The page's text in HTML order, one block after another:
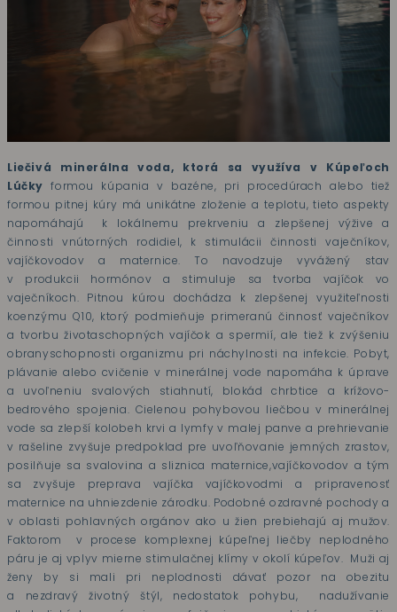
Liečivá minerálna voda, ktorá sa využíva v Kúpeľoch
Lúčky formou kúpania v bazéne, pri procedúrach alebo tiež
formou pitnej kúry má unikátne zloženie a teplotu, tieto aspekty
napomáhajú
k lokálnemu prekrveniu a zlepšenej výžive a
činnosti vnútorných rodidiel, k stimulácii činnosti vaječníkov,
vajíčkovodov a maternice. To navodzuje vyvážený stav
v produkcii hormónov a stimuluje sa tvorba vajíčok vo
vaječníkoch. Pitnou kúrou dochádza k zlepšenej využiteľnosti
koenzýmu Q10, ktorý podmieňuje primeranú činnosť vaječníkov
a tvorbu životaschopných vajíčok a spermií, ale tiež k zvýšeniu
obranyschopnosti organizmu pri náchylnosti na infekcie. Pobyt,
plávanie alebo cvičenie v minerálnej vode napomáha k úprave
a uvoľneniu svalových stiahnutí, blokád chrbtice a krížovo-
bedrového spojenia. Cielenou pohybovou liečbou v minerálnej
vode sa zlepší kolobeh krvi a lymfy v malej panve a prehrievanie
v rašeline zvyšuje predpoklad pre uvoľňovanie jemných zrastov,
posilňuje sa svalovina a sliznica maternice,vajíčkovodov a tým
sa zvyšuje preprava vajíčka vajíčkovodmi a pripravenosť
maternice na uhniezdenie zárodku. Podobné ozdravné pochody a
v oblasti pohlavných orgánov ako u žien prebiehajú aj mužov.
Faktorom
v procese komplexnej kúpeľnej liečby neplodného
páru je aj vplyv mierne stimulačnej klímy v okolí kúpeľov. Muži aj
ženy by si mali pri neplodnosti dávať pozor na obezitu
a nezdravý životný štýl, nedostatok pohybu,
nadužívanie